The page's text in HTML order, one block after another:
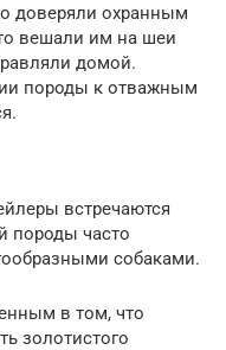
доверяли охранным
вешали им на шеи
домой.
породы к отважным
встречаются
породы часто
собаками.
в том, что
золотистого